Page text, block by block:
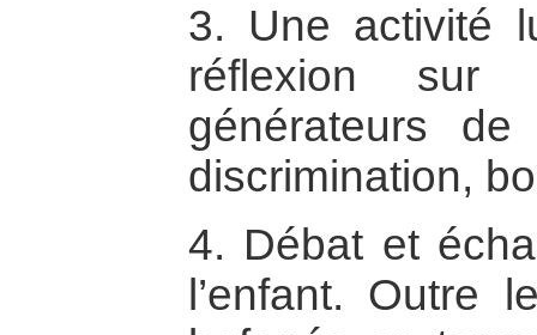
3. Une activité
réflexion sur
générateurs
discrimination,
4. Débat et
l’enfant. Outre